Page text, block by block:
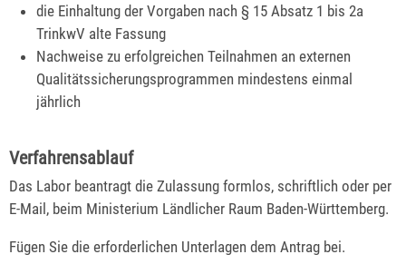
die Einhaltung der Vorgaben nach § 15 Absatz 1 bis 2a
TrinkwV alte Fassung
Nachweise zu erfolgreichen Teilnahmen an externen
Qualitätssicherungsprogrammen mindestens einmal
jährlich
Verfahrensablauf
Das Labor beantragt die Zulassung formlos, schriftlich oder per
E-Mail, beim Ministerium Ländlicher Raum Baden-Württemberg.
Fügen Sie die erforderlichen Unterlagen dem Antrag bei.